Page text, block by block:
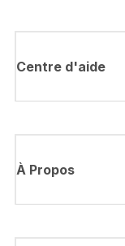
Centre d'aide
À Propos